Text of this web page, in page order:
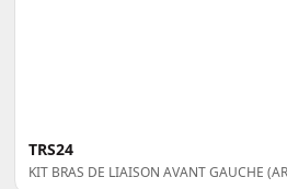
TRS24
KIT BRAS DE LIAISON AVANT GAUCHE